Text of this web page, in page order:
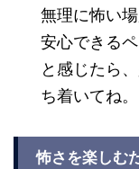
無理に怖い
安心できる
と感じたら
ち着いてね。
怖さを楽しむ